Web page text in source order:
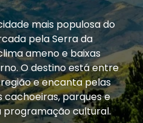
mais populosa do
pela Serra da
ameno e baixas
O destino está entre
e encanta pelas
cachoeiras, parques e
programação cultural.